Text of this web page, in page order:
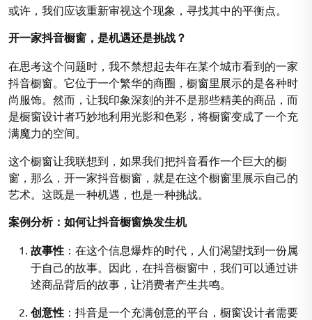
或许，我们应该重新审视这个现象，寻找其中的平衡点。
开一家抖音橱窗，是机遇还是挑战？
在思考这个问题时，我不禁想起去年在某个城市看到的一家
抖音橱窗。它位于一个繁华的商圈，橱窗里展示的是各种时
尚服饰。然而，让我印象深刻的并不是那些精美的商品，而
是橱窗设计者巧妙地利用光影和色彩，将橱窗变成了一个充
满魔力的空间。
这个橱窗让我联想到，如果我们把抖音看作一个巨大的橱
窗，那么，开一家抖音橱窗，就是在这个橱窗里展示自己的
艺术。这既是一种机遇，也是一种挑战。
案例分析：如何让抖音橱窗焕发生机
故事性 ：在这个信息爆炸的时代，人们渴望找到一份属
于自己的故事。因此，在抖音橱窗中，我们可以通过讲
述商品背后的故事，让消费者产生共鸣。
创意性 ：抖音是一个充满创意的平台，橱窗设计者需要